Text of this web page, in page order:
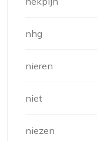
nhg
nieren
niet
niezen